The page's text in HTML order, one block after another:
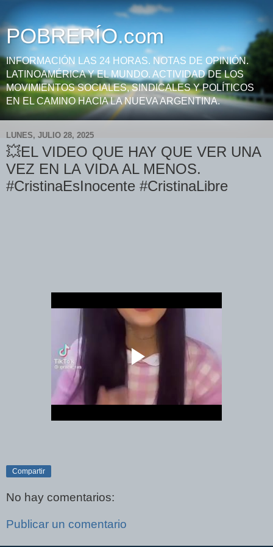
POBRERÍO.com
INFORMACIÓN LAS 24 HORAS. NOTAS DE OPINIÓN.
LATINOAMÉRICA Y EL MUNDO. ACTIVIDAD DE LOS
MOVIMIENTOS SOCIALES, SINDICALES Y POLÍTICOS
EN EL CAMINO HACIA LA NUEVA ARGENTINA.
LUNES, JULIO 28, 2025
💥EL VIDEO QUE HAY QUE VER UNA
VEZ EN LA VIDA AL MENOS.
#CristinaEsInocente #CristinaLibre
Compartir
No hay comentarios:
Publicar un comentario